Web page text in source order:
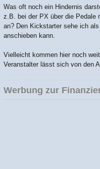
Was oft noch ein Hindernis
z.B. bei der PX über die Pedale
an? Den Kickstarter sehe ich
anschieben kann.
Vielleicht kommen hier noch
Veranstalter lässt sich von den
Werbung zur